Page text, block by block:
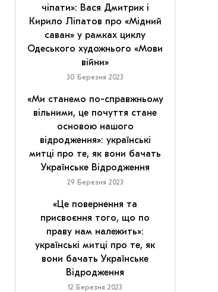
чіпати»: Вася Дмитрик і
Кирило Ліпатов про «Мідний
саван» у рамках циклу
Одеського художнього «Мови
війни»
30 Березня 2023
«Ми станемо по-справжньому
вільними, це почуття стане
основою нашого
відродження»: українські
митці про те, як вони бачать
Українське Відродження
29 Березня 2023
«Це повернення та
присвоєння того, що по
праву нам належить»:
українські митці про те, як
вони бачать Українське
Відродження
12 Березня 2023